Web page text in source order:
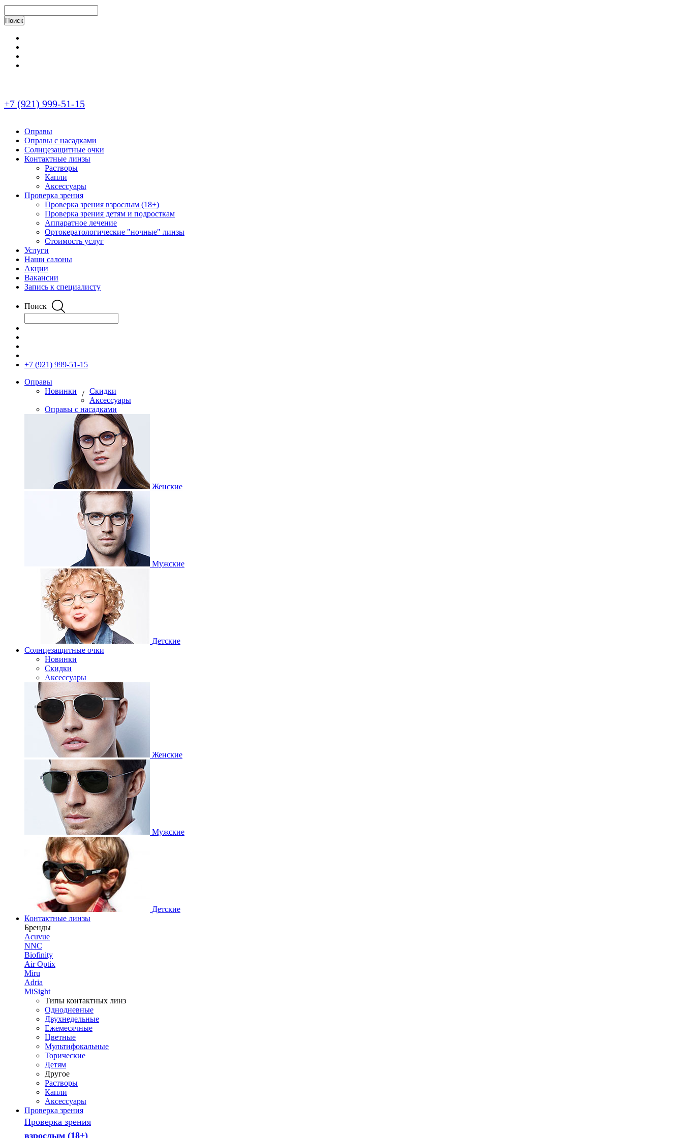
+7 (921) 999-51-15
Оправы
Оправы с насадками
Солнцезащитные очки
Контактные линзы
Растворы
Капли
Аксессуары
Проверка зрения
Проверка зрения взрослым (18+)
Проверка зрения детям и подросткам
Аппаратное лечение
Ортокератологические "ночные" линзы
Стоимость услуг
Услуги
Наши салоны
Акции
Вакансии
Запись к специалисту
Поиск
+7 (921) 999-51-15
Оправы
Новинки
/ Скидки
Аксессуары
Оправы с насадками
Женские
Мужские
Детские
Солнцезащитные очки
Новинки
Скидки
Аксессуары
Женские
Мужские
Детские
Контактные линзы
Бренды
Acuvue
NNC
Biofinity
Air Optix
Miru
Adria
MiSight
Типы контактных линз
Однодневные
Двухнедельные
Ежемесячные
Цветные
Мультифокальные
Торические
Детям
Другое
Растворы
Капли
Аксессуары
Проверка зрения
Проверка зрения
взрослым (18+)